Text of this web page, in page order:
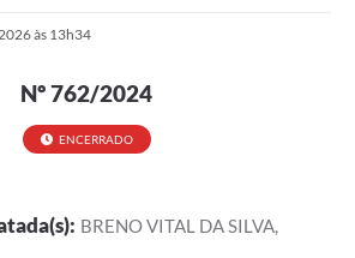
às 13h34
Nº 762/2024
ENCERRADO
BRENO VITAL DA SILVA,